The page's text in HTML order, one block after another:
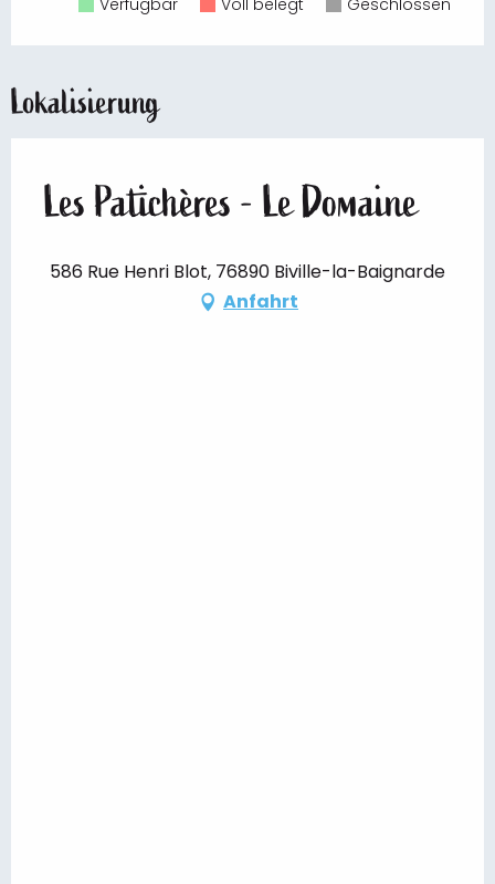
Verfügbar Voll belegt Geschlossen
Lokalisierung
Les Patichères - Le Domaine
586 Rue Henri Blot, 76890 Biville-la-Baignarde
Anfahrt